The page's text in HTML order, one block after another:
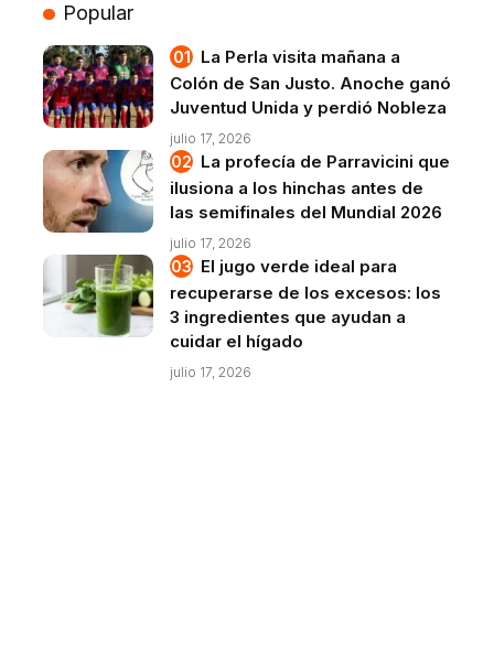
Popular
La Perla visita mañana a
Colón de San Justo. Anoche ganó
Juventud Unida y perdió Nobleza
julio 17, 2026
La profecía de Parravicini que
ilusiona a los hinchas antes de
las semifinales del Mundial 2026
julio 17, 2026
El jugo verde ideal para
recuperarse de los excesos: los
3 ingredientes que ayudan a
cuidar el hígado
julio 17, 2026